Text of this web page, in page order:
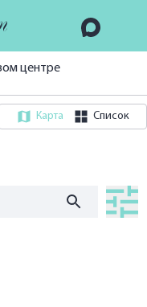
центре
Карта Список